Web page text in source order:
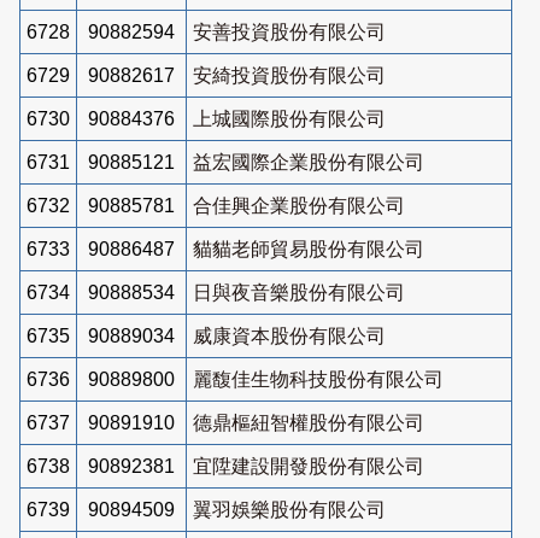
6728 90882594 安善投資股份有限公司
6729 90882617 安綺投資股份有限公司
6730 90884376 上城國際股份有限公司
6731 90885121 益宏國際企業股份有限公司
6732 90885781 合佳興企業股份有限公司
6733 90886487 貓貓老師貿易股份有限公司
6734 90888534 日與夜音樂股份有限公司
6735 90889034 威康資本股份有限公司
6736 90889800 麗馥佳生物科技股份有限公司
6737 90891910 德鼎樞紐智權股份有限公司
6738 90892381 宜陞建設開發股份有限公司
6739 90894509 翼羽娛樂股份有限公司